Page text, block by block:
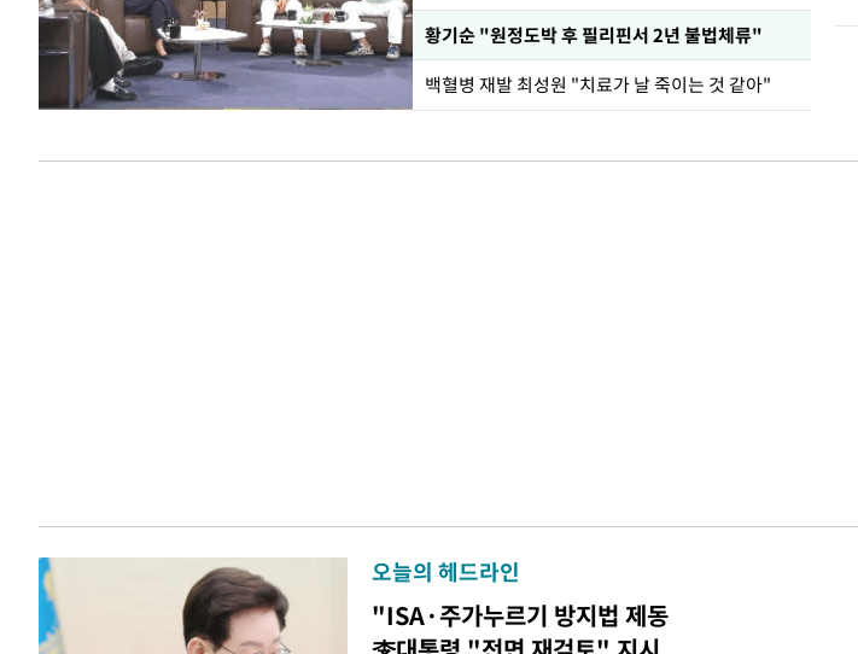
황기순 "원정도박 후 필리핀서 2년 불법체류"
백혈병 재발 최성원 "치료가 날 죽이는 것 같아"
오늘의 헤드라인
"ISA·주가누르기 방지법 제동